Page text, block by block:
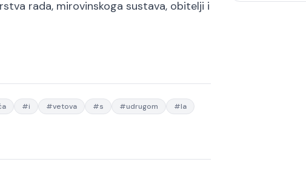
rada, mirovinskoga sustava, obitelji i
#i #vetova #s #udrugom #la